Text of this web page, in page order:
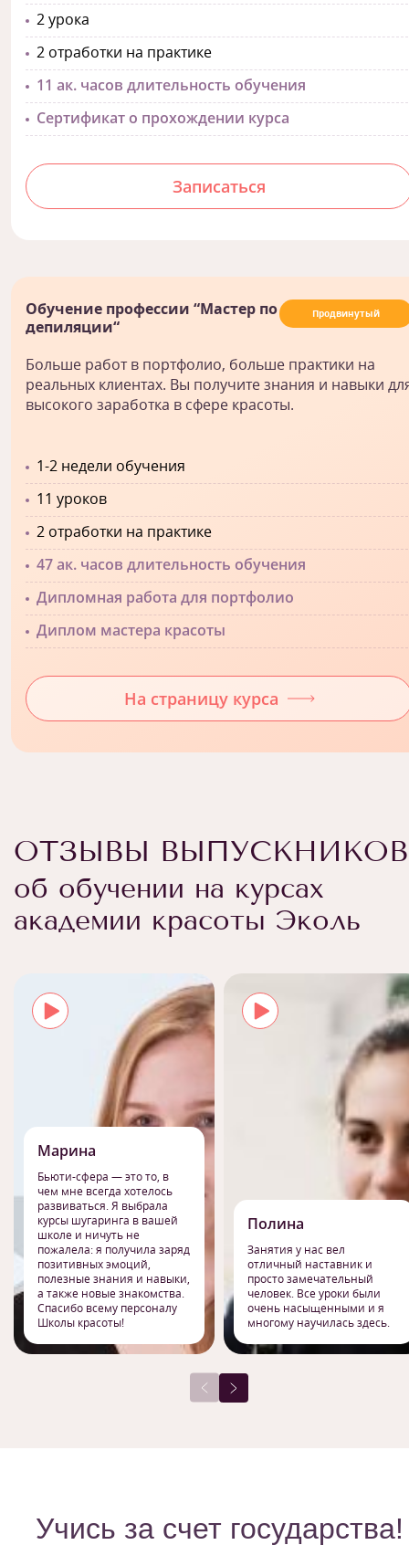
2 урока
2 отработки на практике
11 ак. часов длительность обучения
Сертификат о прохождении курса
Записаться
Продвинутый
Обучение профессии “Мастер по
депиляции“
Больше работ в портфолио, больше практики на
реальных клиентах. Вы получите знания и навыки
высокого заработка в сфере красоты.
1-2 недели обучения
11 уроков
2 отработки на практике
47 ак. часов длительность обучения
Дипломная работа для портфолио
Диплом мастера красоты
На страницу курса
ОТЗЫВЫ ВЫПУСКНИКОВ
об обучении на курсах
академии красоты Эколь
Марина
Бьюти-сфера — это то, в
чем мне всегда хотелось
развиваться. Я выбрала
курсы шугаринга в вашей
школе и ничуть не
пожалела: я получила заряд
позитивных эмоций,
полезные знания и навыки,
а также новые знакомства.
Спасибо всему персоналу
Школы красоты!
Полина
Занятия у нас вел
отличный наставник и
просто замечательный
человек. Все уроки были
очень насыщенными и я
многому научилась здесь.
Учись за счет государства!